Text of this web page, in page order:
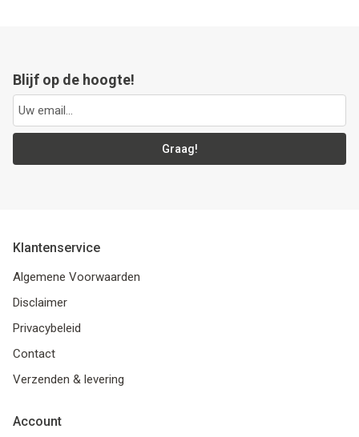
Blijf op de hoogte!
Graag!
Klantenservice
Algemene Voorwaarden
Disclaimer
Privacybeleid
Contact
Verzenden & levering
Account